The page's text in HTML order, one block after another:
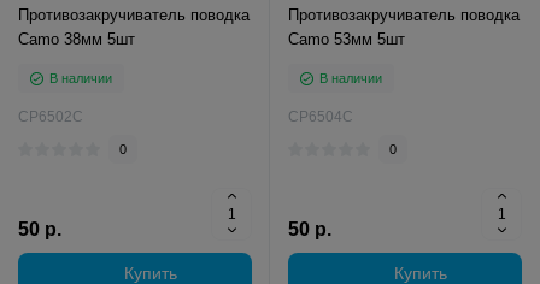
Противозакручиватель поводка
Camo 38мм 5шт
В наличии
CP6502C
0
50 р.
Купить
Противозакручиватель поводка
Camo 53мм 5шт
В наличии
CP6504C
0
50 р.
Купить